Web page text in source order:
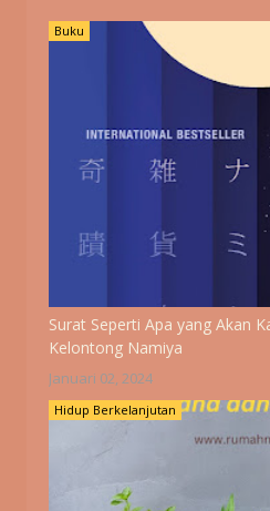
Buku
Surat Seperti Apa yang Akan
Kelontong Namiya
Januari 02, 2024
Hidup Berkelanjutan